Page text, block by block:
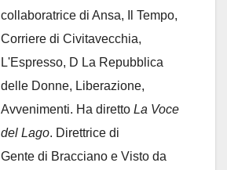
collaboratrice di Ansa, Il Tempo,
Corriere di Civitavecchia,
L'Espresso, D La Repubblica
delle Donne, Liberazione,
Avvenimenti. Ha diretto La Voce
del Lago. Direttrice di
Gente di Bracciano e Visto da